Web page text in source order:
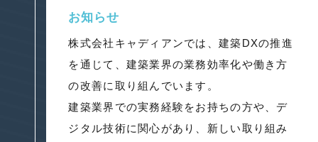
お知らせ
株式会社キャディアンでは、建築DXの推進
を通じて、建築業界の業務効率化や働き方
の改善に取り組んでいます。
建築業界での実務経験をお持ちの方や、デ
ジタル技術に関心があり、新しい取り組み